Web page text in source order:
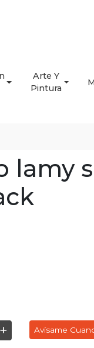
Arte Y
Pintura
lamy
Avísame